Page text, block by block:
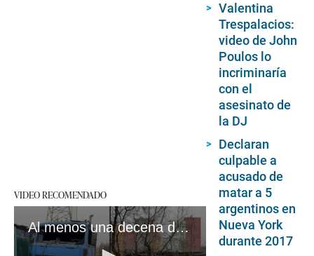
VIDEO RECOMENDADO
Al menos una decena de muertos en nueva oleada de bombardeos rusos en Ucrania
Valentina
Trespalacios:
video de John
Poulos lo
incriminaría
con el
asesinato de
la DJ
Declaran
culpable a
acusado de
matar a 5
argentinos en
Nueva York
durante 2017